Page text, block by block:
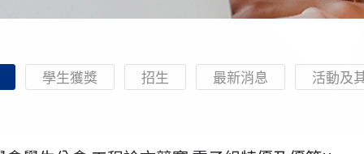
學生獲獎 招生 最新消息 活動及